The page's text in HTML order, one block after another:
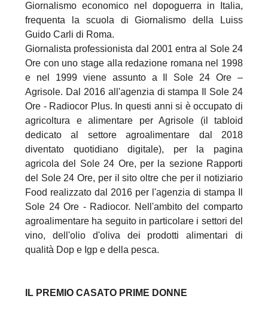
Giornalismo economico nel dopoguerra in Italia,
frequenta la scuola di Giornalismo della Luiss
Guido Carli di Roma.
Giornalista professionista dal 2001 entra al Sole 24
Ore con uno stage alla redazione romana nel 1998
e nel 1999 viene assunto a Il Sole 24 Ore –
Agrisole. Dal 2016 all'agenzia di stampa Il Sole 24
Ore - Radiocor Plus. In questi anni si è occupato di
agricoltura e alimentare per Agrisole (il tabloid
dedicato al settore agroalimentare dal 2018
diventato quotidiano digitale), per la pagina
agricola del Sole 24 Ore, per la sezione Rapporti
del Sole 24 Ore, per il sito oltre che per il notiziario
Food realizzato dal 2016 per l'agenzia di stampa Il
Sole 24 Ore - Radiocor. Nell'ambito del comparto
agroalimentare ha seguito in particolare i settori del
vino, dell'olio d'oliva dei prodotti alimentari di
qualità Dop e Igp e della pesca.
IL PREMIO CASATO PRIME DONNE